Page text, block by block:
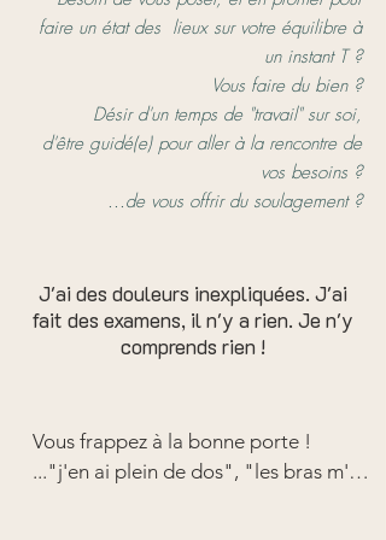
faire un état des lieux sur votre équilibre à
un instant T ?
Vous faire du bien ?
Désir d'un temps de "travail" sur soi,
d'être guidé(e) pour aller à la rencontre de
vos besoins ?
...de vous offrir du soulagement ?
J'ai des douleurs inexpliquées. J'ai
fait des examens, il n'y a rien. Je n'y
comprends rien !
Vous frappez à la bonne porte !
..."j'en ai plein de dos", "les bras m'en